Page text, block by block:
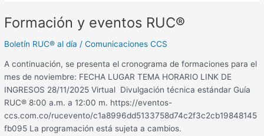
Formación y eventos RUC®
Boletín RUC® al día /Comunicaciones CCS
A continuación, se presenta el cronograma de formaciones para el
mes de noviembre: FECHA LUGAR TEMA HORARIO LINK DE
INGRESOS 28/11/2025 Virtual Divulgación técnica estándar Guía
RUC® 8:00 a.m. a 12:00 m. https://eventos-
ccs.com.co/rucevento/c1a8996dd5133758d74c2f3c2cb19848145
fb095 La programación está sujeta a cambios.